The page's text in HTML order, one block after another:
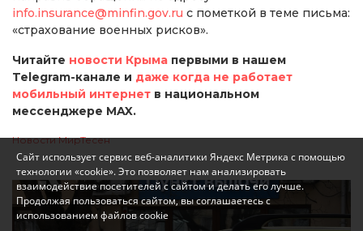
info.insurance@minfin.gov.ru с пометкой в теме письма:
«страхование военных рисков».
Читайте новости Крыма первыми в нашем
Telegram-канале и даже когда не работает
мобильный интернет в национальном
мессенджере MAX.
Новости МирТесен
Сайт использует сервис веб-аналитики Яндекс Метрика с помощью
технологии «cookie». Это позволяет нам анализировать
взаимодействие посетителей с сайтом и делать его лучше.
Продолжая пользоваться сайтом, вы соглашаетесь с
использованием файлов cookie